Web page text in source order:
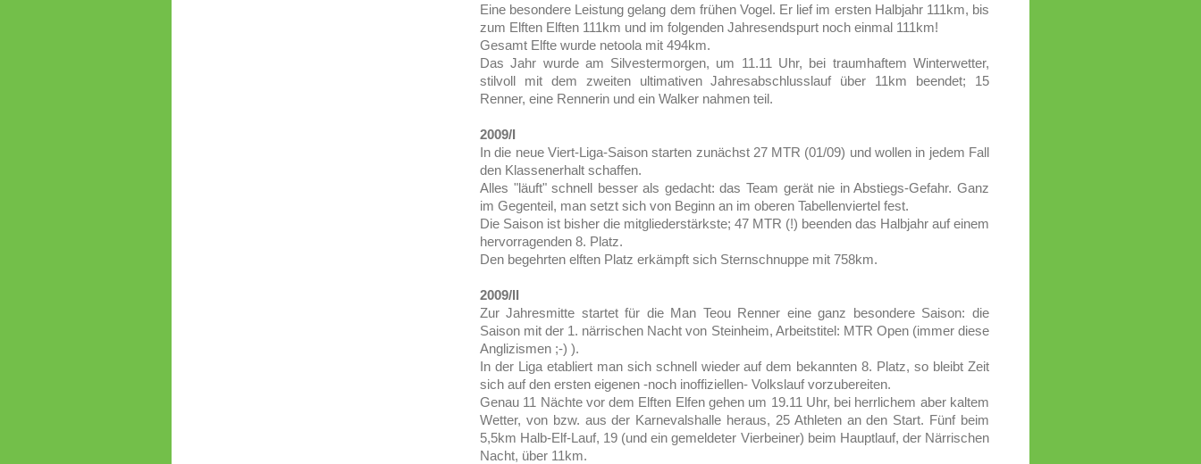
Eine besondere Leistung gelang dem frühen Vogel. Er lief im ersten Halbjahr 111km, bis
zum Elften Elften 111km und im folgenden Jahresendspurt noch einmal 111km!
Gesamt Elfte wurde netoola mit 494km.
Das Jahr wurde am Silvestermorgen, um 11.11 Uhr, bei traumhaftem Winterwetter,
stilvoll mit dem zweiten ultimativen Jahresabschlusslauf über 11km beendet; 15
Renner, eine Rennerin und ein Walker nahmen teil.
2009/I
In die neue Viert-Liga-Saison starten zunächst 27 MTR (01/09) und wollen in jedem Fall
den Klassenerhalt schaffen.
Alles "läuft" schnell besser als gedacht: das Team gerät nie in Abstiegs-Gefahr. Ganz
im Gegenteil, man setzt sich von Beginn an im oberen Tabellenviertel fest.
Die Saison ist bisher die mitgliederstärkste; 47 MTR (!) beenden das Halbjahr auf einem
hervorragenden 8. Platz.
Den begehrten elften Platz erkämpft sich Sternschnuppe mit 758km.
2009/II
Zur Jahresmitte startet für die Man Teou Renner eine ganz besondere Saison: die
Saison mit der 1. närrischen Nacht von Steinheim, Arbeitstitel: MTR Open (immer diese
Anglizismen ;-) ).
In der Liga etabliert man sich schnell wieder auf dem bekannten 8. Platz, so bleibt Zeit
sich auf den ersten eigenen -noch inoffiziellen- Volkslauf vorzubereiten.
Genau 11 Nächte vor dem Elften Elfen gehen um 19.11 Uhr, bei herrlichem aber kaltem
Wetter, von bzw. aus der Karnevalshalle heraus, 25 Athleten an den Start. Fünf beim
5,5km Halb-Elf-Lauf, 19 (und ein gemeldeter Vierbeiner) beim Hauptlauf, der Närrischen
Nacht, über 11km.